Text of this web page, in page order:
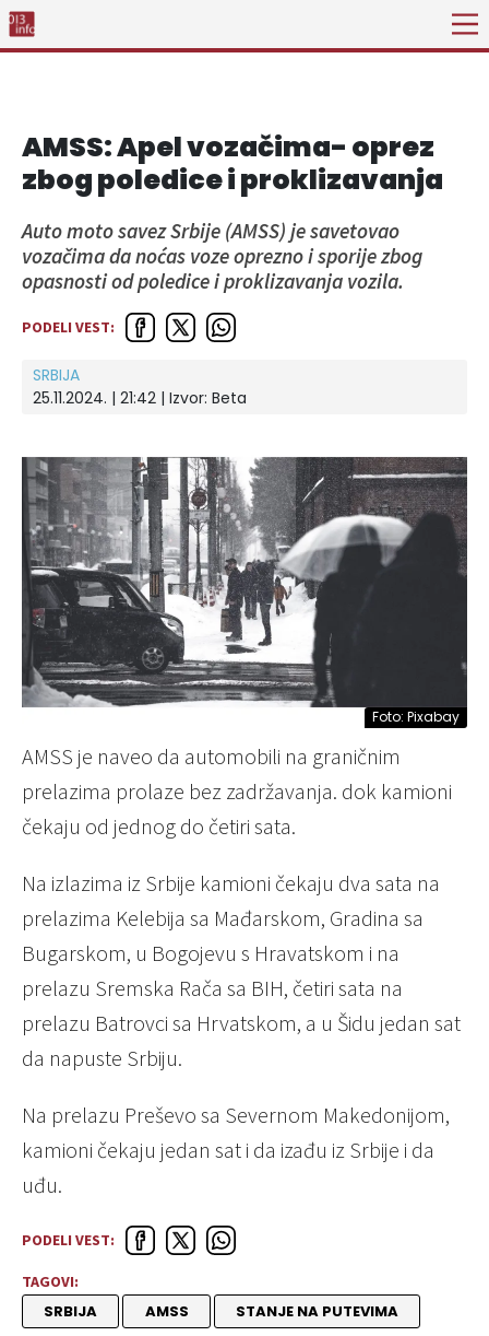
AMSS: Apel vozačima- oprez
zbog poledice i proklizavanja
Auto moto savez Srbije (AMSS) je savetovao
vozačima da noćas voze oprezno i sporije zbog
opasnosti od poledice i proklizavanja vozila.
PODELI VEST:
SRBIJA
25.11.2024. | 21:42 | Izvor: Beta
Foto: Pixabay
AMSS je naveo da automobili na graničnim
prelazima prolaze bez zadržavanja. dok kamioni
čekaju od jednog do četiri sata.
Na izlazima iz Srbije kamioni čekaju dva sata na
prelazima Kelebija sa Mađarskom, Gradina sa
Bugarskom, u Bogojevu s Hravatskom i na
prelazu Sremska Rača sa BIH, četiri sata na
prelazu Batrovci sa Hrvatskom, a u Šidu jedan sat
da napuste Srbiju.
Na prelazu Preševo sa Severnom Makedonijom,
kamioni čekaju jedan sat i da izađu iz Srbije i da
uđu.
PODELI VEST:
TAGOVI:
SRBIJA AMSS STANJE NA PUTEVIMA